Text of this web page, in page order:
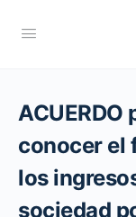
ACUERDO
conocer el
los
sociedad